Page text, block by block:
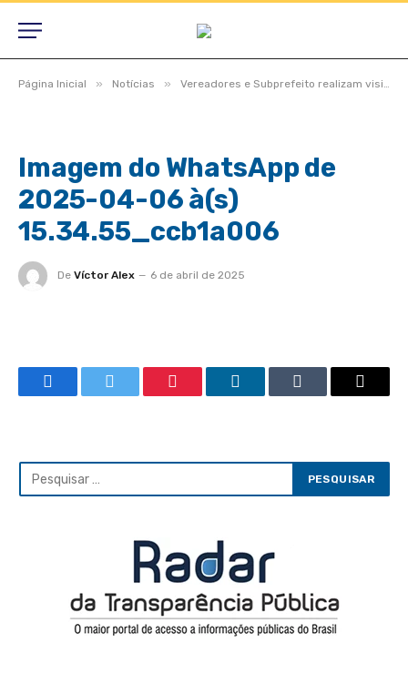
Página Inicial » Notícias » Vereadores e Subprefeito realizam visita institucional à Aldeia Piaraçu durante evento com o Ministro Carlos Fávaro
Imagem do WhatsApp de
2025-04-06 à(s)
15.34.55_ccb1a006
De Víctor Alex 6 de abril de 2025
FacebookTwitter Pinterest LinkedInTumblr Email